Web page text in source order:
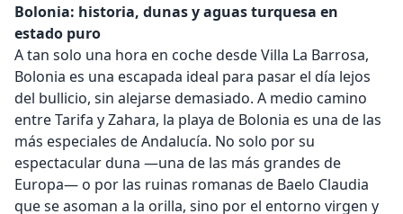
Bolonia: historia, dunas y aguas turquesa en
estado puro
A tan solo una hora en coche desde Villa La Barrosa,
Bolonia es una escapada ideal para pasar el día lejos
del bullicio, sin alejarse demasiado. A medio camino
entre Tarifa y Zahara, la playa de Bolonia es una de las
más especiales de Andalucía. No solo por su
espectacular duna —una de las más grandes de
Europa— o por las ruinas romanas de Baelo Claudia
que se asoman a la orilla, sino por el entorno virgen y